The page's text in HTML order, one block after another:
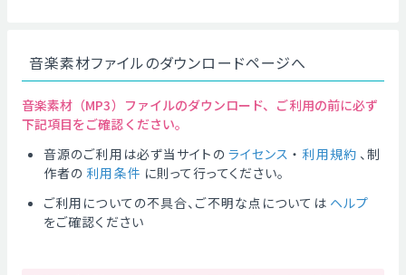
音楽素材ファイルのダウンロードページへ
音楽素材（MP3）ファイルのダウンロード、ご利用の前に必ず
下記項目をご確認ください。
音源のご利用は必ず当サイトの ライセンス ・ 利用規約 、制
作者の 利用条件 に則って行ってください。
ご利用についての不具合、ご不明な点については ヘルプ
をご確認ください